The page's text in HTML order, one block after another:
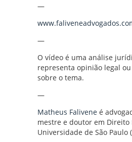
—
—
O vídeo é uma análise
representa opinião legal
sobre o tema.
—
Matheus Falivene é
mestre e doutor em Direito
Universidade de São Paulo